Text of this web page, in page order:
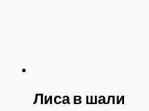
Лиса в шали